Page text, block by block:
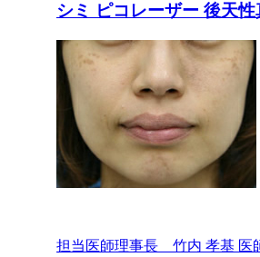
シミ ピコレーザー 後天
担当医師理事長 竹内 孝基 医